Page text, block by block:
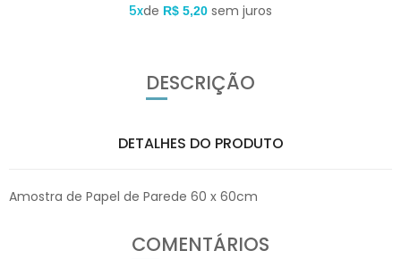
5xde R$ 5,20 sem juros
DESCRIÇÃO
DETALHES DO PRODUTO
Amostra de Papel de Parede 60 x 60cm
COMENTÁRIOS